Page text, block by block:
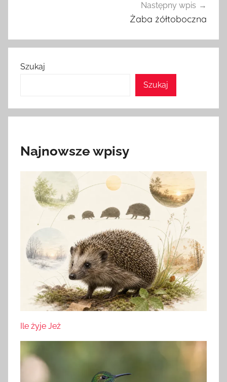
Następny wpis
Żaba żółtoboczna
Szukaj
Szukaj
Najnowsze wpisy
Ile żyje Jeż